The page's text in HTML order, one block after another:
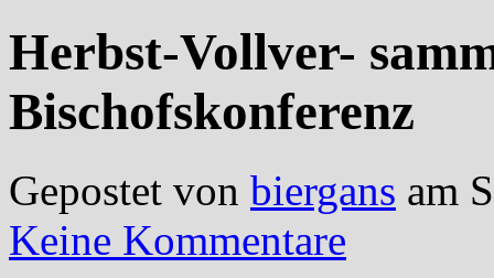
Herbst-Vollver-
Bischofskonferenz
Gepostet von biergans am
Keine Kommentare